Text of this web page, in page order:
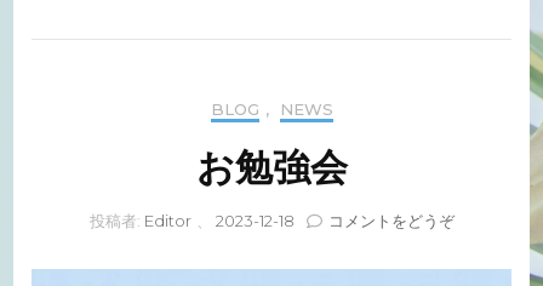
BLOG , NEWS
お勉強会
投稿者: Editor 、 2023-12-18 コメントをどうぞ(お
強